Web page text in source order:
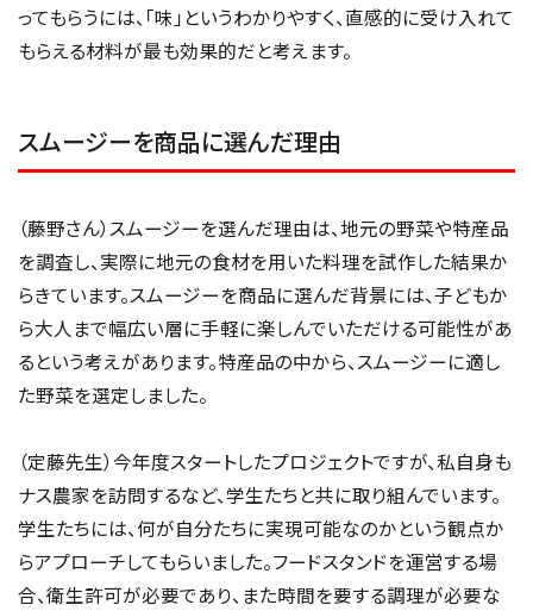
ってもらうには、「味」というわかりやすく、直感的に受け入れて
もらえる材料が最も効果的だと考えます。
スムージーを商品に選んだ理由
（藤野さん）スムージーを選んだ理由は、地元の野菜や特産品
を調査し、実際に地元の食材を用いた料理を試作した結果か
らきています。スムージーを商品に選んだ背景には、子どもか
ら大人まで幅広い層に手軽に楽しんでいただける可能性があ
るという考えがあります。特産品の中から、スムージーに適し
た野菜を選定しました。
（定藤先生）今年度スタートしたプロジェクトですが、私自身も
ナス農家を訪問するなど、学生たちと共に取り組んでいます。
学生たちには、何が自分たちに実現可能なのかという観点か
らアプローチしてもらいました。フードスタンドを運営する場
合、衛生許可が必要であり、また時間を要する調理が必要な